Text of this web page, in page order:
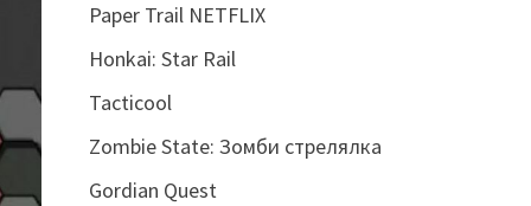
Paper Trail NETFLIX
Honkai: Star Rail
Tacticool
Zombie State: Зомби стрелялка
Gordian Quest